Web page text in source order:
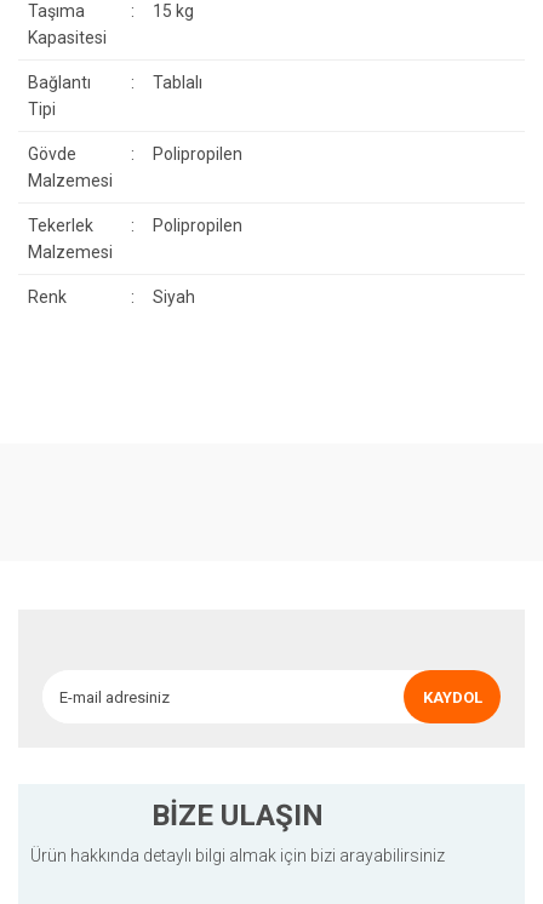
Taşıma
Kapasitesi
: 15 kg
Bağlantı
Tipi
: Tablalı
Gövde
Malzemesi
: Polipropilen
Tekerlek
Malzemesi
: Polipropilen
Renk : Siyah
KAYDOL
BİZE ULAŞIN
Ürün hakkında detaylı bilgi almak için bizi arayabilirsiniz